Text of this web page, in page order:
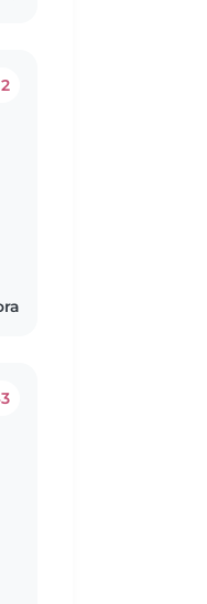
2